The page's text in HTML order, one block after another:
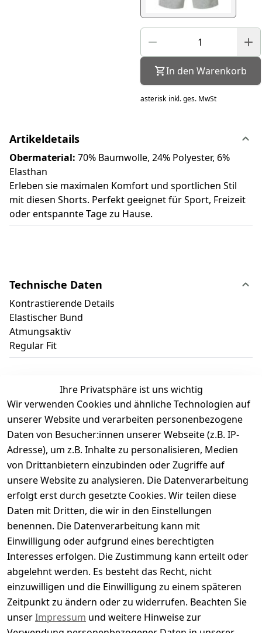
In den Warenkorb
asterisk inkl. ges. MwSt
Artikeldetails
Obermaterial: 70% Baumwolle, 24% Polyester, 6%
Elasthan
Erleben sie maximalen Komfort und sportlichen Stil
mit diesen Shorts. Perfekt geeignet für Sport, Freizeit
oder entspannte Tage zu Hause.
Technische Daten
Kontrastierende Details
Elastischer Bund
Atmungsaktiv
Regular Fit
Kundenbewertungen
Durchschnittliche Bewertung
0
Basierend auf 0 Bewertung(en)
Bewertung abgeben
( 0 )
4
( 0 )
3
( 0 )
2
( 0 )
1
( 0 )
Es hat noch niemand eine Bewertung für diesen
Artikel abgegeben
Ihre Privatsphäre ist uns wichtig
Wir verwenden Cookies und ähnliche Technologien auf
unserer Website und verarbeiten personenbezogene
Daten von Besucher:innen unserer Webseite (z.B. IP-
Adresse), um z.B. Inhalte zu personalisieren, Medien
von Drittanbietern einzubinden oder Zugriffe auf
unsere Website zu analysieren. Die Datenverarbeitung
erfolgt erst durch gesetzte Cookies. Wir teilen diese
Daten mit Dritten, die wir in den Einstellungen
benennen. Die Datenverarbeitung kann mit
Einwilligung oder aufgrund eines berechtigten
Interesses erfolgen. Die Zustimmung kann erteilt oder
abgelehnt werden. Es besteht das Recht, nicht
einzuwilligen und die Einwilligung zu einem späteren
Zeitpunkt zu ändern oder zu widerrufen. Beachten Sie
unserImpressum und weitere Hinweise zur